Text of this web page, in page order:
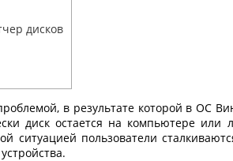
дисков
в результате которой в ОС
диск остается на компьютере или
ситуацией пользователи